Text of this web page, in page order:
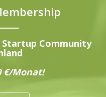
Community
€/Monat!